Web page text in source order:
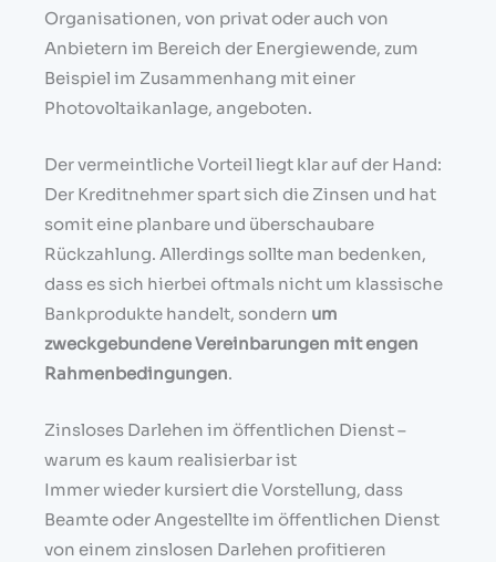
Organisationen, von privat oder auch von
Anbietern im Bereich der Energiewende, zum
Beispiel im Zusammenhang mit einer
Photovoltaikanlage, angeboten.
Der vermeintliche Vorteil liegt klar auf der Hand:
Der Kreditnehmer spart sich die Zinsen und hat
somit eine planbare und überschaubare
Rückzahlung. Allerdings sollte man bedenken,
dass es sich hierbei oftmals nicht um klassische
Bankprodukte handelt, sondern um
zweckgebundene Vereinbarungen mit engen
Rahmenbedingungen.
Zinsloses Darlehen im öffentlichen Dienst –
warum es kaum realisierbar ist
Immer wieder kursiert die Vorstellung, dass
Beamte oder Angestellte im öffentlichen Dienst
von einem zinslosen Darlehen profitieren